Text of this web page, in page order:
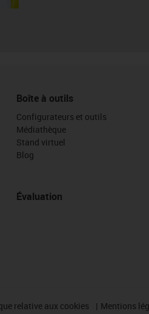
Boîte à outils
Configurateurs et outils
Médiathèque
Stand virtuel
Blog
Évaluation
relative aux cookies Mentions